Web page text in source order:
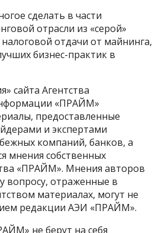
сделать в части
отрасли из «серой»
отдачи от майнинга,
бизнес-практик в
сайта Агентства
«ПРАЙМ»
предоставленные
и экспертами
компаний, банков, а
мнения собственных
«ПРАЙМ». Мнения авторов
вопросу, отраженные в
материалах, могут не
редакции АЭИ «ПРАЙМ».
не берут на себя